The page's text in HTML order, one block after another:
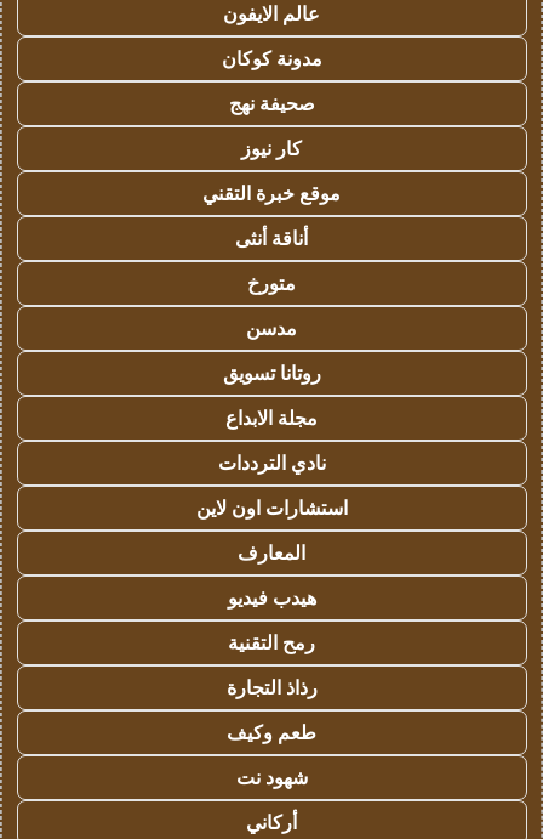
عالم الايفون
مدونة كوكان
صحيفة نهج
كار نيوز
موقع خبرة التقني
أناقة أنثى
متورخ
مدسن
روتانا تسويق
مجلة الابداع
نادي الترددات
استشارات اون لاين
المعارف
هيدب فيديو
رمح التقنية
رذاذ التجارة
طعم وكيف
شهود نت
أركاني